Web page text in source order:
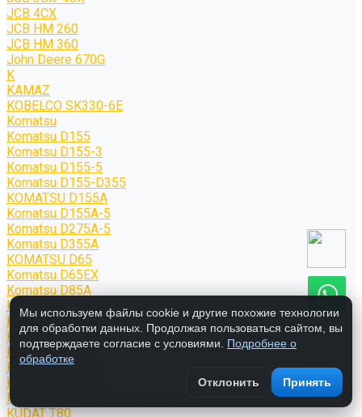
JCB 4CX
JCB HM 260
JCB HM 360
John Deere 670G
K
KAMAZ
KOBELCO SK330-6E
Komatsu
Komatsu D155
Komatsu D155-3
Komatsu D155-5
Komatsu D155-D355
KOMATSU D155A
Komatsu D155A-5
Komatsu D275A-5
Komatsu D355A
KOMATSU D65
Komatsu D65EX
Komatsu D85A
KOMATSU PC100
Komatsu PC200
Komatsu PC220-5
Komatsu PC300
Komatsu PC400
Komatsu; PC400-7
Прочие производители техники
KUDAT T80
Мы используем файлы cookie и другие похожие технологии
для обработки данных. Продолжая пользоваться сайтом, вы
подтверждаете согласие с условиями. Подробнее о
обработке
Отклонить
Принять